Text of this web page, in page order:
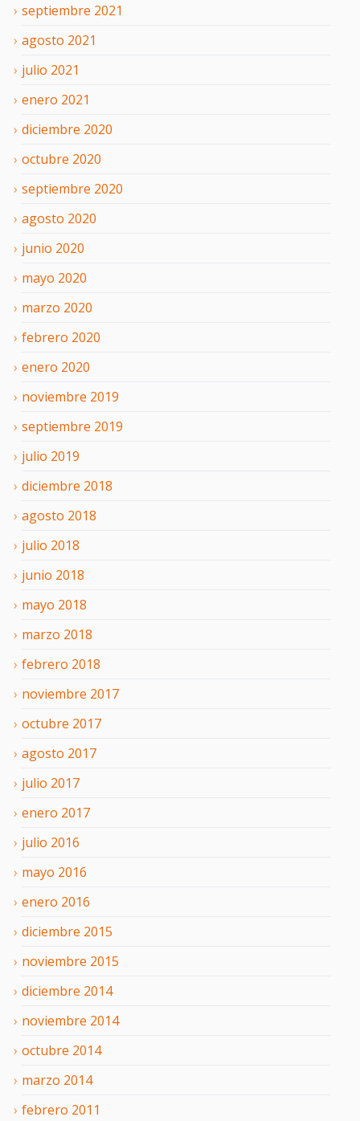
septiembre 2021
agosto 2021
julio 2021
enero 2021
diciembre 2020
octubre 2020
septiembre 2020
agosto 2020
junio 2020
mayo 2020
marzo 2020
febrero 2020
enero 2020
noviembre 2019
septiembre 2019
julio 2019
diciembre 2018
agosto 2018
julio 2018
junio 2018
mayo 2018
marzo 2018
febrero 2018
noviembre 2017
octubre 2017
agosto 2017
julio 2017
enero 2017
julio 2016
mayo 2016
enero 2016
diciembre 2015
noviembre 2015
diciembre 2014
noviembre 2014
octubre 2014
marzo 2014
febrero 2011